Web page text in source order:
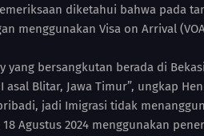
diketahui bahwa pada
menggunakan Visa on Arrival
yang bersangkutan berada di
asal Blitar, Jawa Timur”, ungkap
jadi Imigrasi tidak
Agustus 2024 menggunakan